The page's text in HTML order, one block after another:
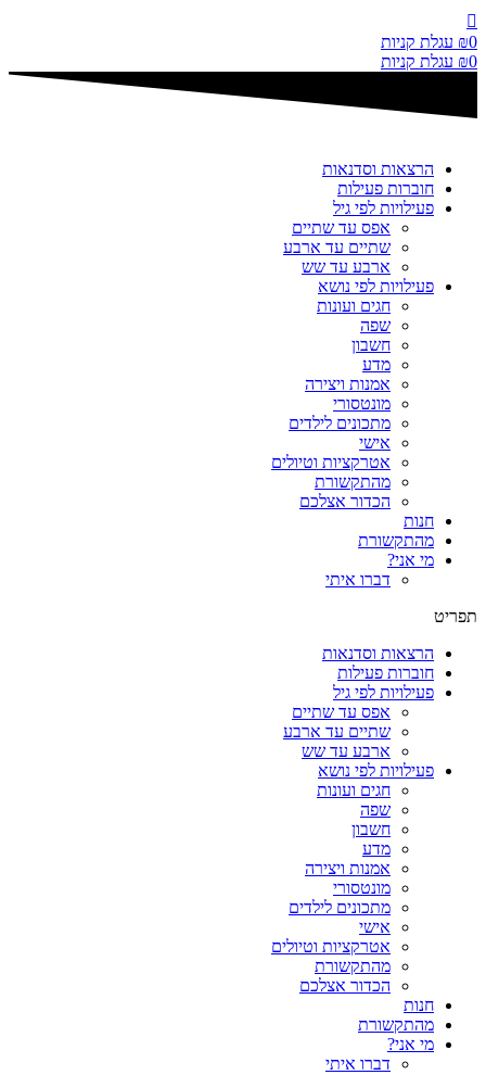
דלג
לתוכן
₪0
עגלת קניות
₪0 עגלת קניות
הרצאות וסדנאות
חוברות פעילות
פעילויות לפי גיל
אפס עד שתיים
שתיים עד ארבע
ארבע עד שש
פעילויות לפי נושא
חגים ועונות
שפה
חשבון
מדע
אמנות ויצירה
מונטסורי
מתכונים לילדים
אישי
אטרקציות וטיולים
מהתקשורת
הכדור אצלכם
חנות
מהתקשורת
מי אני?
דברו איתי
תפריט
הרצאות וסדנאות
חוברות פעילות
פעילויות לפי גיל
אפס עד שתיים
שתיים עד ארבע
ארבע עד שש
פעילויות לפי נושא
חגים ועונות
שפה
חשבון
מדע
אמנות ויצירה
מונטסורי
מתכונים לילדים
אישי
אטרקציות וטיולים
מהתקשורת
הכדור אצלכם
חנות
מהתקשורת
מי אני?
דברו איתי